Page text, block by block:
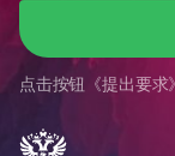
点击按钮《提出要求